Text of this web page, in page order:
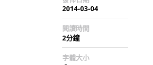
2014-03-04
閱讀時間
2分鐘
字體大小